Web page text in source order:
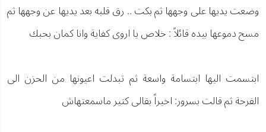
وضعت يديها على وجهها ثم بكت .. رق قلبه بعد يديها عن وجهها ثم
مسح دموعها بيده قائلاً : خلاص يا اروى كفاية وانا كمان بحبك
ابتسمت اليها ابتسامة واسعة ثم تبدلت اعيونها من الحزن الى
الفرحة ثم قالت بسرور: اخيراً بقالى كتير ماسمعتهاش